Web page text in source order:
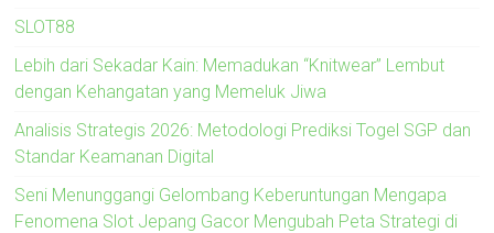
SLOT88
Lebih dari Sekadar Kain: Memadukan “Knitwear” Lembut
dengan Kehangatan yang Memeluk Jiwa
Analisis Strategis 2026: Metodologi Prediksi Togel SGP dan
Standar Keamanan Digital
Seni Menunggangi Gelombang Keberuntungan Mengapa
Fenomena Slot Jepang Gacor Mengubah Peta Strategi di